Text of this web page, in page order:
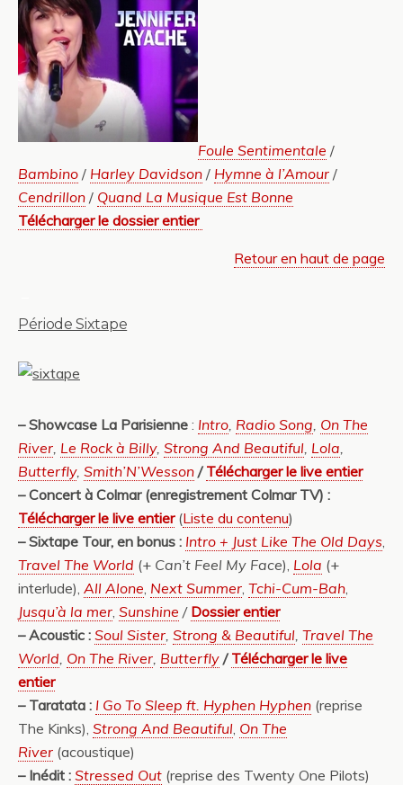
Foule Sentimentale /
Bambino / Harley Davidson / Hymne à l’Amour /
Cendrillon / Quand La Musique Est Bonne
Télécharger le dossier entier
Retour en haut de page
Période Sixtape
– Showcase La Parisienne : Intro, Radio Song, On The
River, Le Rock à Billy, Strong And Beautiful, Lola,
Butterfly, Smith’N’Wesson /Télécharger le live entier
–Concert à Colmar (enregistrement Colmar TV) :
Télécharger le live entier (Liste du contenu)
– Sixtape Tour, en bonus : Intro + Just Like The Old Days,
Travel The World (+ Can’t Feel My Face), Lola (+
interlude), All Alone, Next Summer, Tchi-Cum-Bah,
Jusqu’à la mer, Sunshine / Dossier entier
–Acoustic : Soul Sister, Strong & Beautiful, Travel The
World, On The River, Butterfly /Télécharger le live
entier
– Taratata : I Go To Sleep ft. Hyphen Hyphen (reprise
The Kinks), Strong And Beautiful, On The
River (acoustique)
– Inédit : Stressed Out (reprise des Twenty One Pilots)